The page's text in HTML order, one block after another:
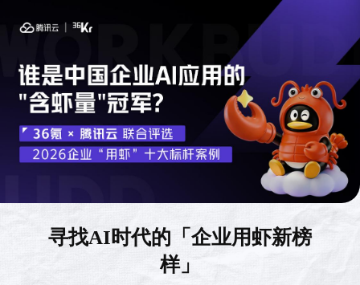
寻找AI时代的「企业用虾新榜
样」